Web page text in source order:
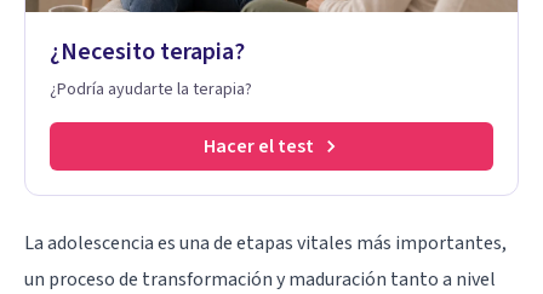
¿Necesito terapia?
¿Podría ayudarte la terapia?
Hacer el test
La adolescencia es una de etapas vitales más importantes,
un proceso de transformación y maduración tanto a nivel